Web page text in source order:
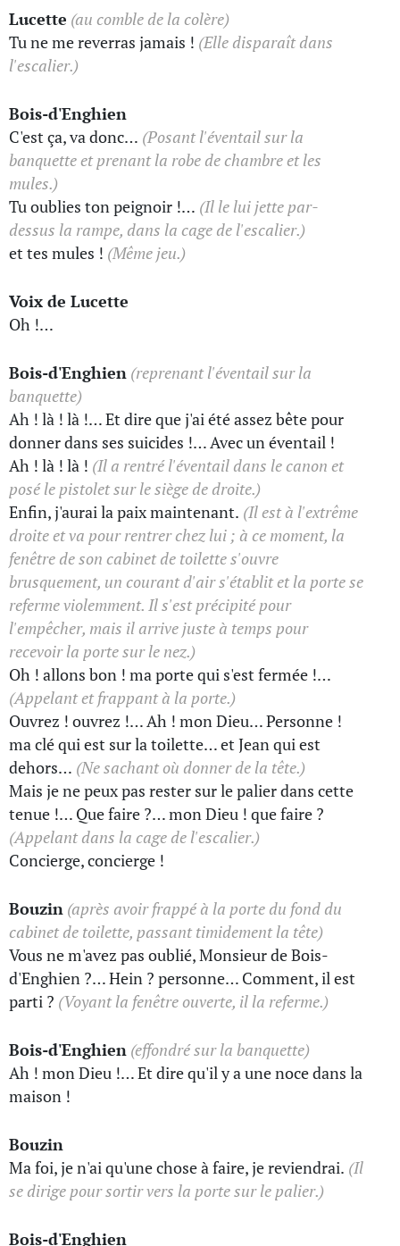
Lucette (au comble de la colère)
Tu ne me reverras jamais ! (Elle disparaît dans
l'escalier.)
Bois-d'Enghien
C'est ça, va donc… (Posant l'éventail sur la
banquette et prenant la robe de chambre et les
mules.)
Tu oublies ton peignoir !… (Il le lui jette par-
dessus la rampe, dans la cage de l'escalier.)
et tes mules ! (Même jeu.)
Voix de Lucette
Oh !…
Bois-d'Enghien (reprenant l'éventail sur la
banquette)
Ah ! là ! là !… Et dire que j'ai été assez bête pour
donner dans ses suicides !… Avec un éventail !
Ah ! là ! là ! (Il a rentré l'éventail dans le canon et
posé le pistolet sur le siège de droite.)
Enfin, j'aurai la paix maintenant. (Il est à l'extrême
droite et va pour rentrer chez lui ; à ce moment, la
fenêtre de son cabinet de toilette s'ouvre
brusquement, un courant d'air s'établit et la porte se
referme violemment. Il s'est précipité pour
l'empêcher, mais il arrive juste à temps pour
recevoir la porte sur le nez.)
Oh ! allons bon ! ma porte qui s'est fermée !…
(Appelant et frappant à la porte.)
Ouvrez ! ouvrez !… Ah ! mon Dieu… Personne !
ma clé qui est sur la toilette… et Jean qui est
dehors… (Ne sachant où donner de la tête.)
Mais je ne peux pas rester sur le palier dans cette
tenue !… Que faire ?… mon Dieu ! que faire ?
(Appelant dans la cage de l'escalier.)
Concierge, concierge !
Bouzin (après avoir frappé à la porte du fond du
cabinet de toilette, passant timidement la tête)
Vous ne m'avez pas oublié, Monsieur de Bois-
d'Enghien ?… Hein ? personne… Comment, il est
parti ? (Voyant la fenêtre ouverte, il la referme.)
Bois-d'Enghien (effondré sur la banquette)
Ah ! mon Dieu !… Et dire qu'il y a une noce dans la
maison !
Bouzin
Ma foi, je n'ai qu'une chose à faire, je reviendrai. (Il
se dirige pour sortir vers la porte sur le palier.)
Bois-d'Enghien